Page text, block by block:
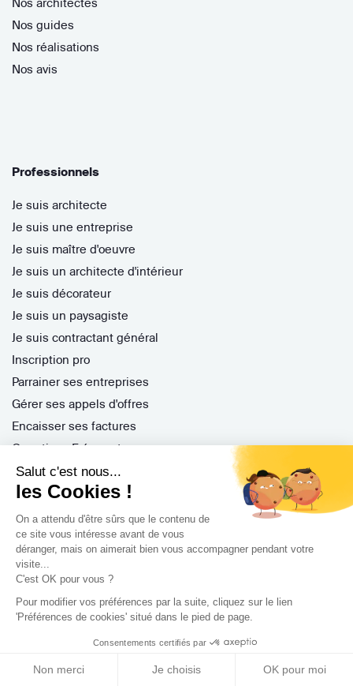
Salut c'est nous...
les Cookies !
On a attendu d'être sûrs que le contenu de
ce site vous intéresse avant de vous
déranger, mais on aimerait bien vous accompagner pendant votre
visite...
C'est OK pour vous ?
Pour modifier vos préférences par la suite, cliquez sur le lien
'Préférences de cookies' situé dans le pied de page.
Consentements certifiés par
Non merci Je choisis OK pour moi
Nos guides
Nos réalisations
Nos avis
Professionnels
Je suis architecte
Je suis une entreprise
Je suis maître d'oeuvre
Je suis un architecte d'intérieur
Je suis décorateur
Je suis un paysagiste
Je suis contractant général
Inscription pro
Parrainer ses entreprises
Gérer ses appels d'offres
Encaisser ses factures
Questions Fréquentes
Archidvisor Plus
Trouver un architecte selon votre type de travaux
Trouver un architecte dans votre ville
Trouver de l'inspiration
Rejoignez-nous !